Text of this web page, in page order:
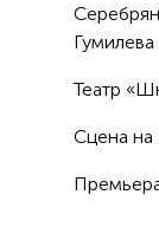
Гумилева
Театр
Сцена